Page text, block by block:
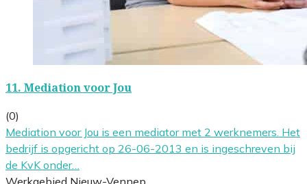
11. Mediation voor Jou
(0)
Mediation voor Jou is een mediator met 2 werknemers. Het
bedrijf is opgericht op 26-06-2013 en is ingeschreven bij
de KvK onder…
Werkgebied Nieuw-Vennep